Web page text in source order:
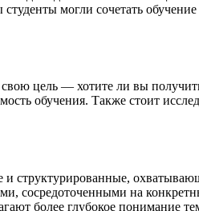
могли сочетать
цель — хотите ли вы
обучения. Также стоит
структурированные,
сосредоточенными на
более глубокое понимание